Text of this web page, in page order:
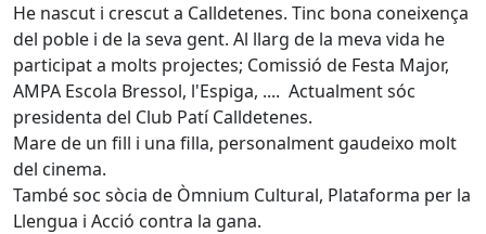
He nascut i crescut a Calldetenes. Tinc bona coneixença
del poble i de la seva gent. Al llarg de la meva vida he
participat a molts projectes; Comissió de Festa Major,
AMPA Escola Bressol, l'Espiga, .... Actualment sóc
presidenta del Club Patí Calldetenes.
Mare de un fill i una filla, personalment gaudeixo molt
del cinema.
També soc sòcia de Òmnium Cultural, Plataforma per la
Llengua i Acció contra la gana.